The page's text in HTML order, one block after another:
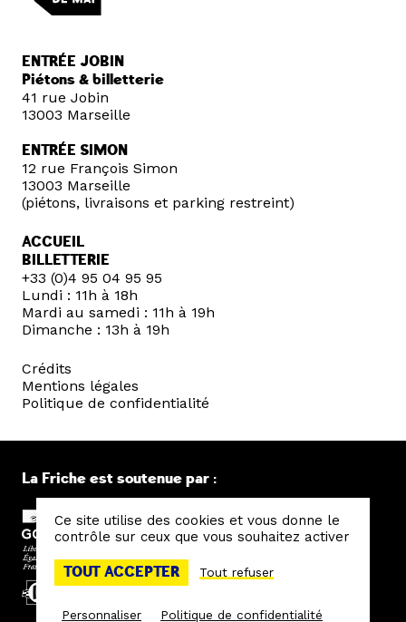
ENTRÉE JOBIN
Piétons & billetterie
41 rue Jobin
13003 Marseille
ENTRÉE SIMON
12 rue François Simon
13003 Marseille
(piétons, livraisons et parking restreint)
ACCUEIL
BILLETTERIE
+33 (0)4 95 04 95 95
Lundi : 11h à 18h
Mardi au samedi : 11h à 19h
Dimanche : 13h à 19h
Crédits
Mentions légales
Politique de confidentialité
La Friche est soutenue par :
Ce site utilise des cookies et vous donne le
contrôle sur ceux que vous souhaitez activer
TOUT ACCEPTER Tout refuser
Personnaliser Politique de confidentialité